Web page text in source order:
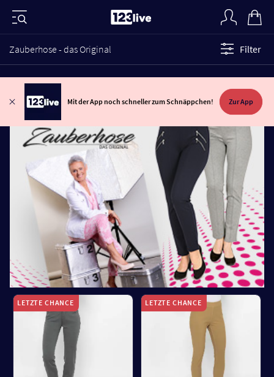
Zauberhose - das Original Filter
Mit der App noch schneller zum Schnäppchen! Zur App
LETZTE CHANCE LETZTE CHANCE